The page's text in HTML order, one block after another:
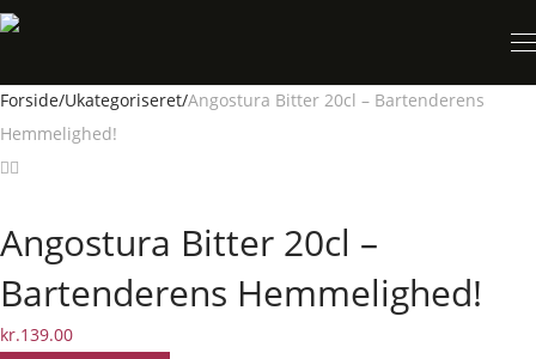
Forside/Ukategoriseret/Angostura Bitter 20cl – Bartenderens
Hemmelighed!
Angostura Bitter 20cl –
Bartenderens Hemmelighed!
kr.139.00